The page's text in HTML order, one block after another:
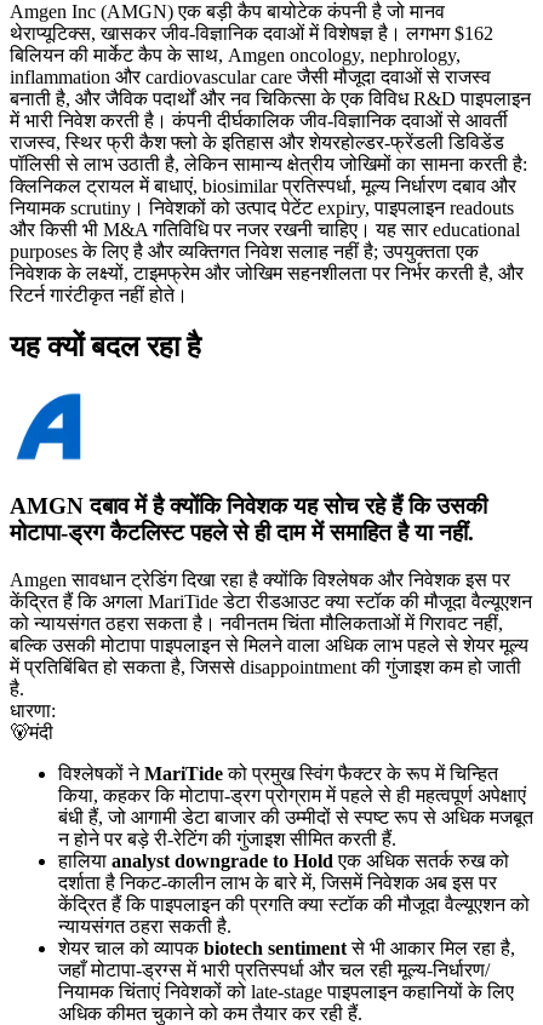
Amgen Inc (AMGN) एक बड़ी कैप बायोटेक कंपनी है जो मानव
थेराप्यूटिक्स, खासकर जीव-विज्ञानिक दवाओं में विशेषज्ञ है। लगभग $162
बिलियन की मार्केट कैप के साथ, Amgen oncology, nephrology,
inflammation और cardiovascular care जैसी मौजूदा दवाओं से राजस्व
बनाती है, और जैविक पदार्थों और नव चिकित्सा के एक विविध R&D पाइपलाइन
में भारी निवेश करती है। कंपनी दीर्घकालिक जीव-विज्ञानिक दवाओं से आवर्ती
राजस्व, स्थिर फ्री कैश फ्लो के इतिहास और शेयरहोल्डर-फ्रेंडली डिविडेंड
पॉलिसी से लाभ उठाती है, लेकिन सामान्य क्षेत्रीय जोखिमों का सामना करती है:
क्लिनिकल ट्रायल में बाधाएं, biosimilar प्रतिस्पर्धा, मूल्य निर्धारण दबाव और
नियामक scrutiny। निवेशकों को उत्पाद पेटेंट expiry, पाइपलाइन readouts
और किसी भी M&A गतिविधि पर नजर रखनी चाहिए। यह सार educational
purposes के लिए है और व्यक्तिगत निवेश सलाह नहीं है; उपयुक्तता एक
निवेशक के लक्ष्यों, टाइमफ्रेम और जोखिम सहनशीलता पर निर्भर करती है, और
रिटर्न गारंटीकृत नहीं होते।
यह क्यों बदल रहा है
AMGN दबाव में है क्योंकि निवेशक यह सोच रहे हैं कि उसकी
मोटापा-ड्रग कैटलिस्ट पहले से ही दाम में समाहित है या नहीं.
Amgen सावधान ट्रेडिंग दिखा रहा है क्योंकि विश्लेषक और निवेशक इस पर
केंद्रित हैं कि अगला MariTide डेटा रीडआउट क्या स्टॉक की मौजूदा वैल्यूएशन
को न्यायसंगत ठहरा सकता है। नवीनतम चिंता मौलिकताओं में गिरावट नहीं,
बल्कि उसकी मोटापा पाइपलाइन से मिलने वाला अधिक लाभ पहले से शेयर मूल्य
में प्रतिबिंबित हो सकता है, जिससे disappointment की गुंजाइश कम हो जाती
है.
धारणा:
🐻मंदी
विश्लेषकों नेMariTideको प्रमुख स्विंग फैक्टर के रूप में चिन्हित
किया, कहकर कि मोटापा-ड्रग प्रोग्राम में पहले से ही महत्वपूर्ण अपेक्षाएं
बंधी हैं, जो आगामी डेटा बाजार की उम्मीदों से स्पष्ट रूप से अधिक मजबूत
न होने पर बड़े री-रेटिंग की गुंजाइश सीमित करती हैं.
हालिया analyst downgrade to Hold एक अधिक सतर्क रुख को
दर्शाता है निकट-कालीन लाभ के बारे में, जिसमें निवेशक अब इस पर
केंद्रित हैं कि पाइपलाइन की प्रगति क्या स्टॉक की मौजूदा वैल्यूएशन को
न्यायसंगत ठहरा सकती है.
शेयर चाल को व्यापकbiotech sentimentसे भी आकार मिल रहा है,
जहाँ मोटापा-ड्रग्स में भारी प्रतिस्पर्धा और चल रही मूल्य-निर्धारण/
नियामक चिंताएं निवेशकों को late-stage पाइपलाइन कहानियों के लिए
अधिक कीमत चुकाने को कम तैयार कर रही हैं.